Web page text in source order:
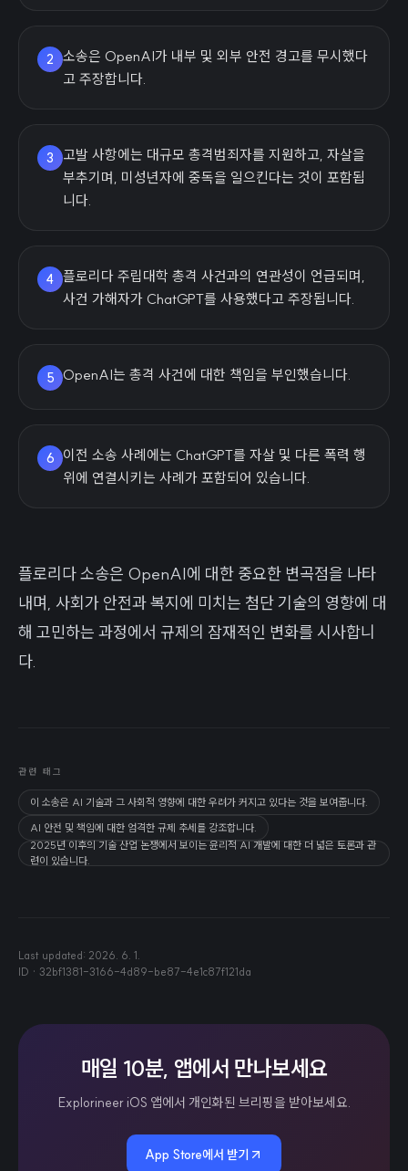
2
소송은 OpenAI가 내부 및 외부 안전 경고를 무시했다
고 주장합니다.
3
고발 사항에는 대규모 총격범죄자를 지원하고, 자살을
부추기며, 미성년자에 중독을 일으킨다는 것이 포함됩
니다.
4 플로리다 주립대학 총격 사건과의 연관성이 언급되며,
사건 가해자가 ChatGPT를 사용했다고 주장됩니다.
5 OpenAI는 총격 사건에 대한 책임을 부인했습니다.
6
이전 소송 사례에는 ChatGPT를 자살 및 다른 폭력 행
위에 연결시키는 사례가 포함되어 있습니다.
플로리다 소송은 OpenAI에 대한 중요한 변곡점을 나타
내며, 사회가 안전과 복지에 미치는 첨단 기술의 영향에 대
해 고민하는 과정에서 규제의 잠재적인 변화를 시사합니
다.
관련 태그
이 소송은 AI 기술과 그 사회적 영향에 대한 우려가 커지고 있다는 것을 보여줍니다.
AI 안전 및 책임에 대한 엄격한 규제 추세를 강조합니다.
2025년 이후의 기술 산업 논쟁에서 보이는 윤리적 AI 개발에 대한 더 넓은 토론과 관
련이 있습니다.
Last updated: 2026. 6. 1.
ID · 32bf1381-3166-4d89-be87-4e1c87f121da
매일 10분, 앱에서 만나보세요
Explorineer iOS 앱에서 개인화된 브리핑을 받아보세요.
App Store에서 받기